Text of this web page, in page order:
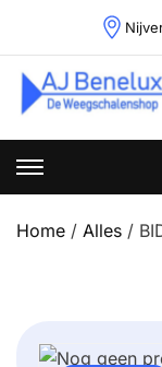
content
Weegoplossingen
Home / Alles /